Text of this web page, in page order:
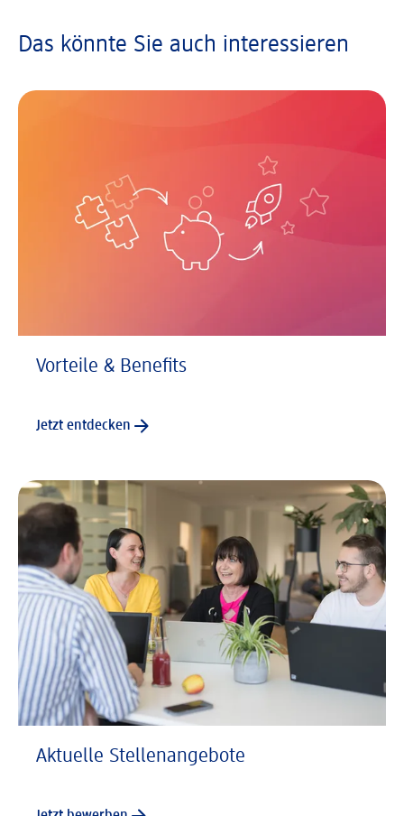
Das könnte Sie auch interessieren
Vorteile & Benefits
Jetzt entdecken
Aktuelle Stellenangebote